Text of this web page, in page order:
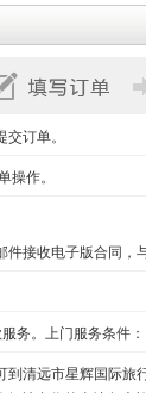
订单。
操作。
接收电子版合同，
务。上门服务条
清远市星辉国际